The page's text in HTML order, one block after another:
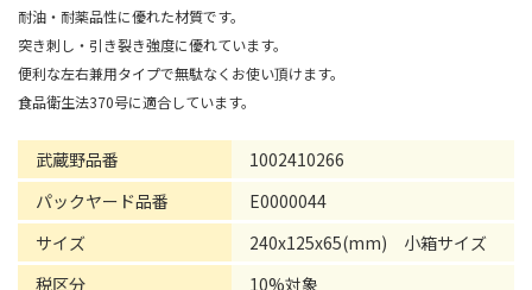
耐油・耐薬品性に優れた材質です。
突き刺し・引き裂き強度に優れています。
便利な左右兼用タイプで無駄なくお使い頂けます。
食品衛生法370号に適合しています。
武蔵野品番
1002410266
パックヤード品番
E0000044
サイズ
240x125x65(mm) 小箱サイズ
税区分
10%対象